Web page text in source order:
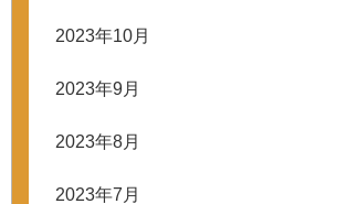
2023年10月
2023年9月
2023年8月
2023年7月